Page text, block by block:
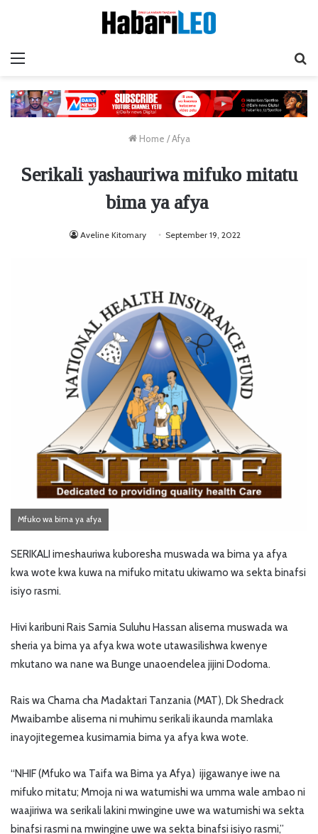
Home / Afya
Serikali yashauriwa mifuko mitatu
bima ya afya
Aveline Kitomary September 19, 2022
Mfuko wa bima ya afya
SERIKALI imeshauriwa kuboresha muswada wa bima ya afya
kwa wote kwa kuwa na mifuko mitatu ukiwamo wa sekta binafsi
isiyo rasmi.
Hivi karibuni Rais Samia Suluhu Hassan alisema muswada wa
sheria ya bima ya afya kwa wote utawasilishwa kwenye
mkutano wa nane wa Bunge unaoendelea jijini Dodoma.
Rais wa Chama cha Madaktari Tanzania (MAT), Dk Shedrack
Mwaibambe alisema ni muhimu serikali ikaunda mamlaka
inayojitegemea kusimamia bima ya afya kwa wote.
“NHIF (Mfuko wa Taifa wa Bima ya Afya) ijigawanye iwe na
mifuko mitatu; Mmoja ni wa watumishi wa umma wale ambao ni
waajiriwa wa serikali lakini mwingine uwe wa watumishi wa sekta
binafsi rasmi na mwingine uwe wa sekta binafsi isiyo rasmi,”